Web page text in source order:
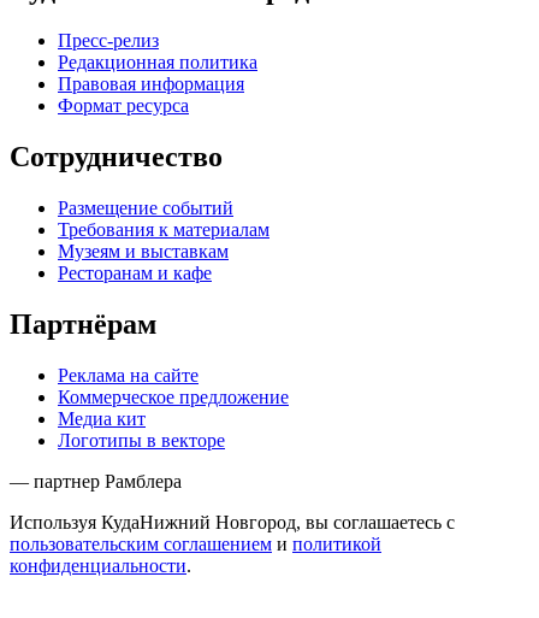
Пресс-релиз
Редакционная политика
Правовая информация
Формат ресурса
Сотрудничество
Размещение событий
Требования к материалам
Музеям и выставкам
Ресторанам и кафе
Партнёрам
Реклама на сайте
Коммерческое предложение
Медиа кит
Логотипы в векторе
— партнер Рамблера
Используя КудаНижний Новгород, вы соглашаетесь с
пользовательским соглашением и политикой
конфиденциальности.